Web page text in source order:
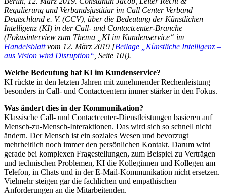
Regulierung und Verbandsjustitiar im Call Center Verband
Deutschland e. V. (CCV), über die Bedeutung der Künstlichen
Intelligenz (KI) in der Call- und Contactcenter-Branche
(Fokusinterview zum Thema „KI im Kundenservice“ im
Handelsblattvom 12. März 2019 [Beilage „Künstliche Intelligenz –
aus Vision wird Disruption“ , Seite 10]).
Welche Bedeutung hat KI im Kundenservice?
KI rückte in den letzten Jahren mit zunehmender Rechenleistung
besonders in Call- und Contactcentern immer stärker in den Fokus.
Was ändert dies in der Kommunikation?
Klassische Call- und Contactcenter-Dienstleistungen basieren auf
Mensch-zu-Mensch-Interaktionen. Das wird sich so schnell nicht
ändern. Der Mensch ist ein soziales Wesen und bevorzugt
mehrheitlich noch immer den persönlichen Kontakt. Darum wird
gerade bei komplexen Fragestellungen, zum Beispiel zu Verträgen
und technischen Problemen, KI die Kolleginnen und Kollegen am
Telefon, in Chats und in der E-Mail-Kommunikation nicht ersetzen.
Vielmehr steigen gar die fachlichen und empathischen
Anforderungen an die Mitarbeitenden.